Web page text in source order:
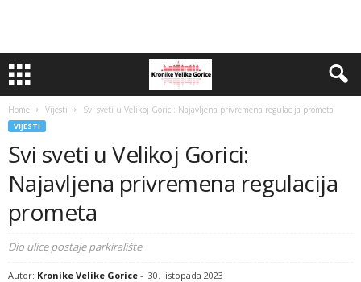
Home Vijesti Svi sveti u Velikoj Gorici: Najavljena privremena regulacija prometa
VIJESTI
Svi sveti u Velikoj Gorici:
Najavljena privremena regulacija
prometa
Dio ulice postaje parkiralište
Autor: Kronike Velike Gorice - 30. listopada 2023